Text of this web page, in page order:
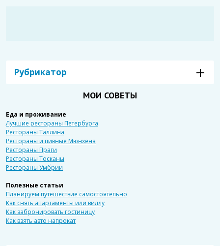
Рубрикатор
МОИ СОВЕТЫ
Еда и проживание
Лучшие рестораны Петербурга
Рестораны Таллина
Рестораны и пивные Мюнхена
Рестораны Праги
Рестораны Тосканы
Рестораны Умбрии
Полезные статьи
Планируем путешествие самостоятельно
Как снять апартаменты или виллу
Как забронировать гостиницу
Как взять авто напрокат